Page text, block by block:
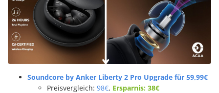
Soundcore by Anker Liberty 2 Pro Upgrade für 59,99€
Preisvergleich: 98€, Ersparnis: 38€